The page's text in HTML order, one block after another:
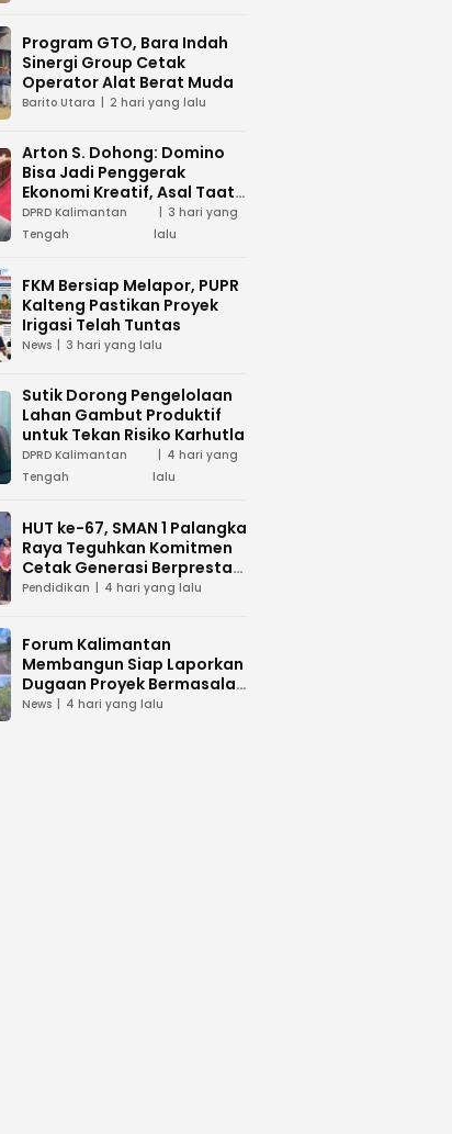
Program GTO, Bara Indah
Sinergi Group Cetak
Operator Alat Berat Muda
Barito Utara 2 hari yang lalu
Arton S. Dohong: Domino
Bisa Jadi Penggerak
Ekonomi Kreatif, Asal Taat
Aturan
DPRD Kalimantan
Tengah
3 hari yang
lalu
FKM Bersiap Melapor, PUPR
Kalteng Pastikan Proyek
Irigasi Telah Tuntas
News 3 hari yang lalu
Sutik Dorong Pengelolaan
Lahan Gambut Produktif
untuk Tekan Risiko Karhutla
DPRD Kalimantan
Tengah
4 hari yang
lalu
HUT ke-67, SMAN 1 Palangka
Raya Teguhkan Komitmen
Cetak Generasi Berprestasi
dan Peduli Lingkunga
Pendidikan 4 hari yang lalu
Forum Kalimantan
Membangun Siap Laporkan
Dugaan Proyek Bermasalah
PUPR Kalteng
News 4 hari yang lalu